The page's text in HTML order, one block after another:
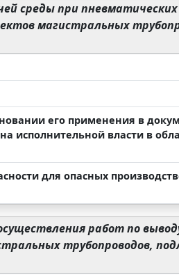
среды при
магистральных
его применения в
исполнительной власти в
для опасных
работ по
трубопроводов,